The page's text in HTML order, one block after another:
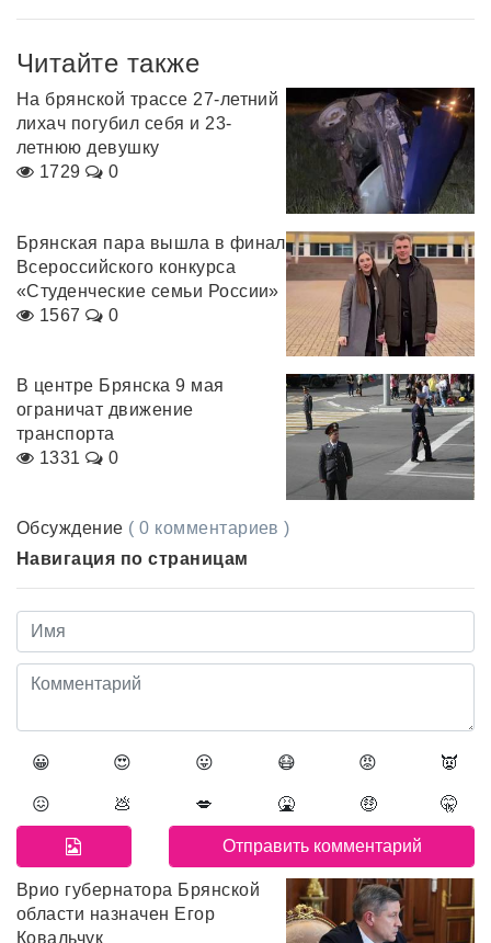
Читайте также
На брянской трассе 27-летний
лихач погубил себя и 23-
летнюю девушку
1729
0
Брянская пара вышла в финал
Всероссийского конкурса
«Студенческие семьи России»
1567
0
В центре Брянска 9 мая
ограничат движение
транспорта
1331
0
Обсуждение ( 0 комментариев )
Навигация по страницам
😀 😍 😛 😷 😡 👿
😖 💩 💋 🤮 🤑 🤫
Врио губернатора Брянской
области назначен Егор
Ковальчук